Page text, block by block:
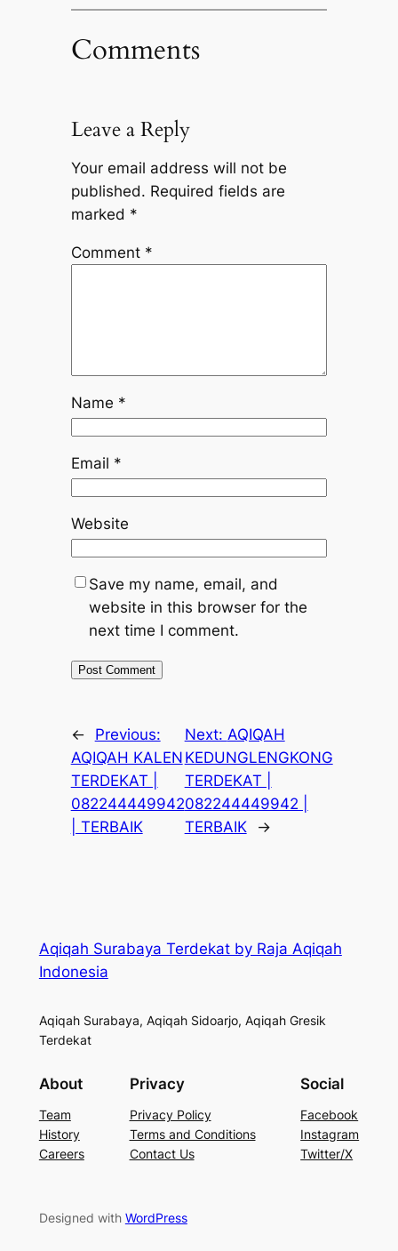
Comments
Leave a Reply
Your email address will not be
published. Required fields are
marked *
Comment *
Name *
Email *
Website
Save my name, email, and
website in this browser for the
next time I comment.
←
Previous:
AQIQAH KALEN
TERDEKAT |
082244449942
| TERBAIK
Next: AQIQAH
KEDUNGLENGKONG
TERDEKAT |
082244449942 |
TERBAIK
→
Aqiqah Surabaya Terdekat by Raja Aqiqah
Indonesia
Aqiqah Surabaya, Aqiqah Sidoarjo, Aqiqah Gresik
Terdekat
About
Team
History
Careers
Privacy
Privacy Policy
Terms and Conditions
Contact Us
Social
Facebook
Instagram
Twitter/X
Designed with WordPress